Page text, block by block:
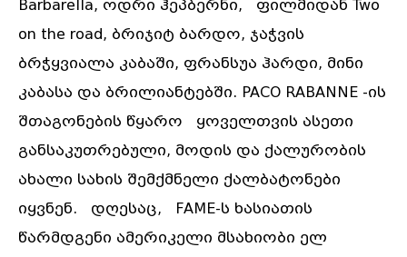
Barbarella, ოდრი ჰეპბერნი, ფილმიდან Two
on the road, ბრიჯიტ ბარდო, ჯაჭვის
ბრჭყვიალა კაბაში, ფრანსუა ჰარდი, მინი
კაბასა და ბრილიანტებში. PACO RABANNE -ის
შთაგონების წყარო ყოველთვის ასეთი
განსაკუთრებული, მოდის და ქალურობის
ახალი სახის შემქმნელი ქალბატონები
იყვნენ. დღესაც, FAME-ს ხასიათის
წარმდგენი ამერიკელი მსახიობი ელ